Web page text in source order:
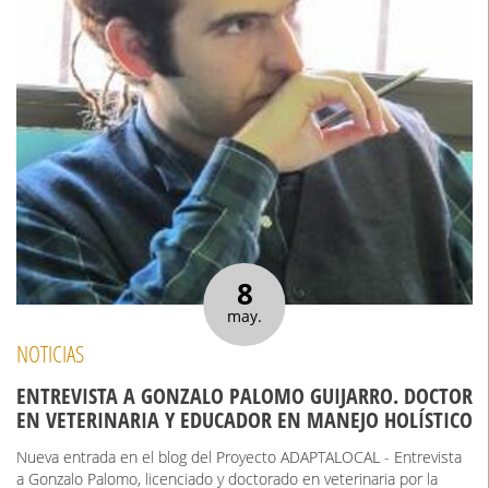
8
may.
NOTICIAS
ENTREVISTA A GONZALO PALOMO GUIJARRO. DOCTOR
EN VETERINARIA Y EDUCADOR EN MANEJO HOLÍSTICO
Nueva entrada en el blog del Proyecto ADAPTALOCAL - Entrevista
a Gonzalo Palomo, licenciado y doctorado en veterinaria por la